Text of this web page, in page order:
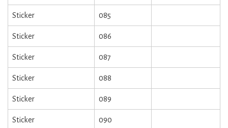
Sticker 085
Sticker 086
Sticker 087
Sticker 088
Sticker 089
Sticker 090